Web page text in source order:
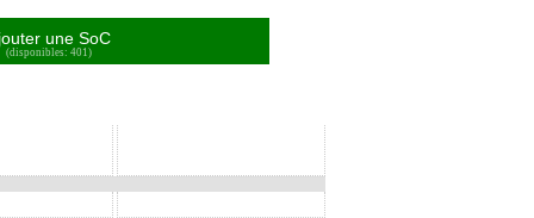
une SoC
(disponibles: 401)